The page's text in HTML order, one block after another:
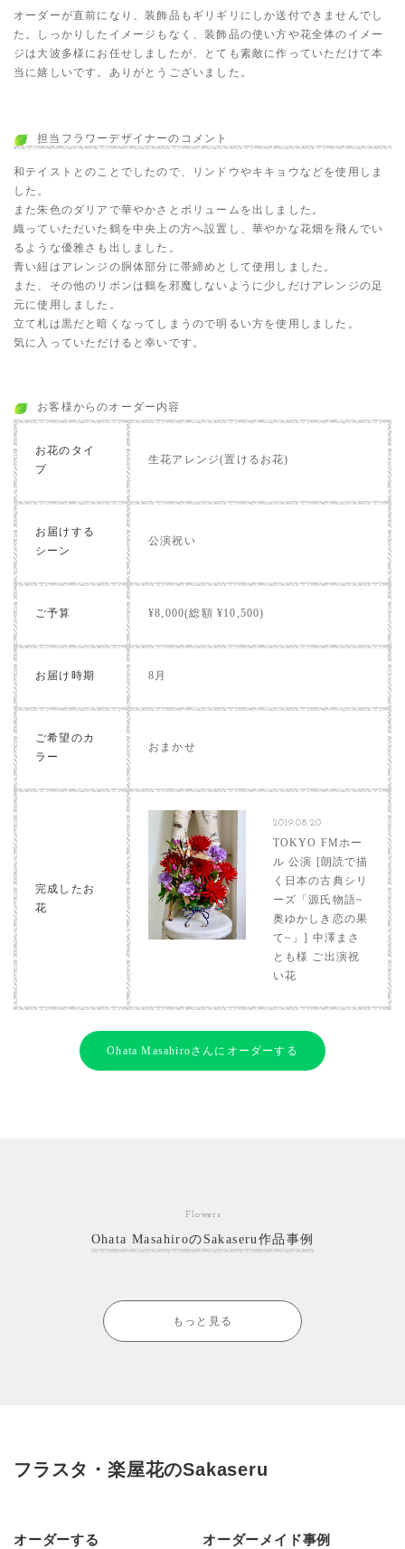
オーダーが直前になり、装飾品もギリギリにしか送付できませんでし
た。しっかりしたイメージもなく、装飾品の使い方や花全体のイメー
ジは大波多様にお任せしましたが、とても素敵に作っていただけて本
当に嬉しいです。ありがとうございました。
担当フラワーデザイナーのコメント
和テイストとのことでしたので、リンドウやキキョウなどを使用しま
した。
また朱色のダリアで華やかさとボリュームを出しました。
織っていただいた鶴を中央上の方へ設置し、華やかな花畑を飛んでい
るような優雅さも出しました。
青い紐はアレンジの胴体部分に帯締めとして使用しました。
また、その他のリボンは鶴を邪魔しないように少しだけアレンジの足
元に使用しました。
立て札は黒だと暗くなってしまうので明るい方を使用しました。
気に入っていただけると幸いです。
お客様からのオーダー内容
お花のタイ
プ
生花アレンジ(置けるお花)
お届けする
シーン
公演祝い
ご予算 ¥8,000(総額 ¥10,500)
お届け時期 8月
ご希望のカ
ラー
おまかせ
完成したお
花
2019.08.20
TOKYO FMホー
ル 公演 [朗読で描
く日本の古典シリ
ーズ「源氏物語~
奥ゆかしき恋の果
て~」] 中澤まさ
とも様 ご出演祝
い花
Ohata Masahiroさんにオーダーする
Flowers
Ohata MasahiroのSakaseru作品事例
もっと見る
フラスタ・楽屋花のSakaseru
オーダーする オーダーメイド事例